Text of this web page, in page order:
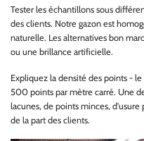
Tester les échantillons sous
des clients. Notre gazon est
naturelle. Les alternatives bon
ou une brillance artificielle.
Expliquez la densité des points -
500 points par mètre carré. Une
lacunes, de points minces,
de la part des clients.